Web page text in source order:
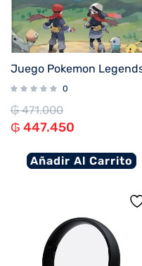
0
₲471.000
₲ 447.450
Añadir Al Carrito